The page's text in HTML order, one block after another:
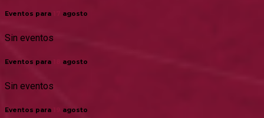
Eventos para agosto
Sin eventos
Eventos para agosto
Sin eventos
Eventos para agosto